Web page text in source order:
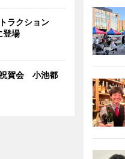
ラクション
登場
賀会 小池都